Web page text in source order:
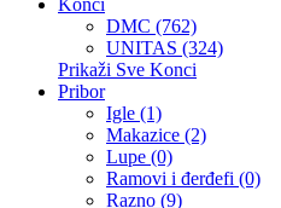
Konci
DMC (762)
UNITAS (324)
Prikaži Sve Konci
Pribor
Igle (1)
Makazice (2)
Lupe (0)
Ramovi i đerđefi (0)
Razno (9)